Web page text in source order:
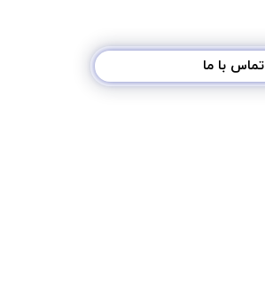
تماس با ما